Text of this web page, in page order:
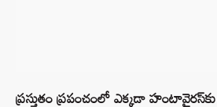
ప్రస్తుతం ప్రపంచంలో ఎక్కడా